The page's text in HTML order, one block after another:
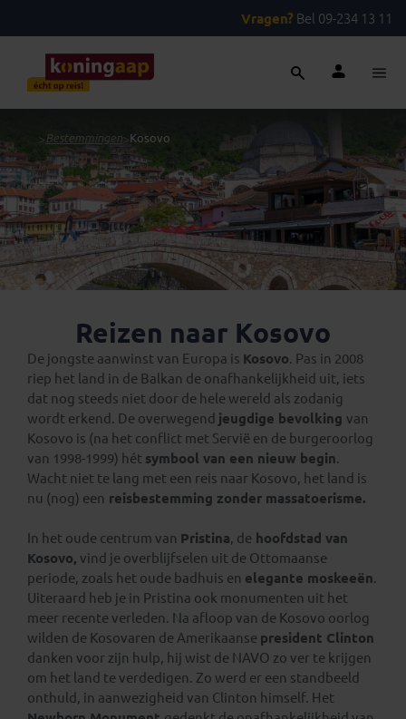
Vragen? Bel 09-234 13 11
> Bestemmingen>Kosovo
Reizen naar Kosovo
De jongste aanwinst van Europa is Kosovo. Pas in 2008
riep het land in de Balkan de onafhankelijkheid uit, iets
dat nog steeds niet door de hele wereld als zodanig
wordt erkend. De overwegend jeugdige bevolking van
Kosovo is (na het conflict met Servië en de burgeroorlog
van 1998-1999) hét symbool van een nieuw begin.
Wacht niet te lang met een reis naar Kosovo, het land is
nu (nog) een reisbestemming zonder massatoerisme.
In het oude centrum van Pristina, de hoofdstad van
Kosovo, vind je overblijfselen uit de Ottomaanse
periode, zoals het oude badhuis en elegante moskeeën.
Uiteraard heb je in Pristina ook monumenten uit het
meer recente verleden. Na afloop van de Kosovo oorlog
wilden de Kosovaren de Amerikaanse president Clinton
danken voor zijn hulp, hij wist de NAVO zo ver te krijgen
om het land te verdedigen. Zo werd er een standbeeld
onthuld, in aanwezigheid van Clinton himself. Het